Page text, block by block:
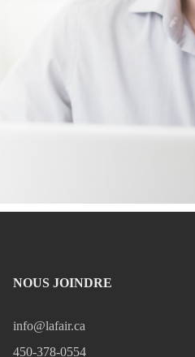
NOUS JOINDRE
info@lafair.ca
450-378-0554